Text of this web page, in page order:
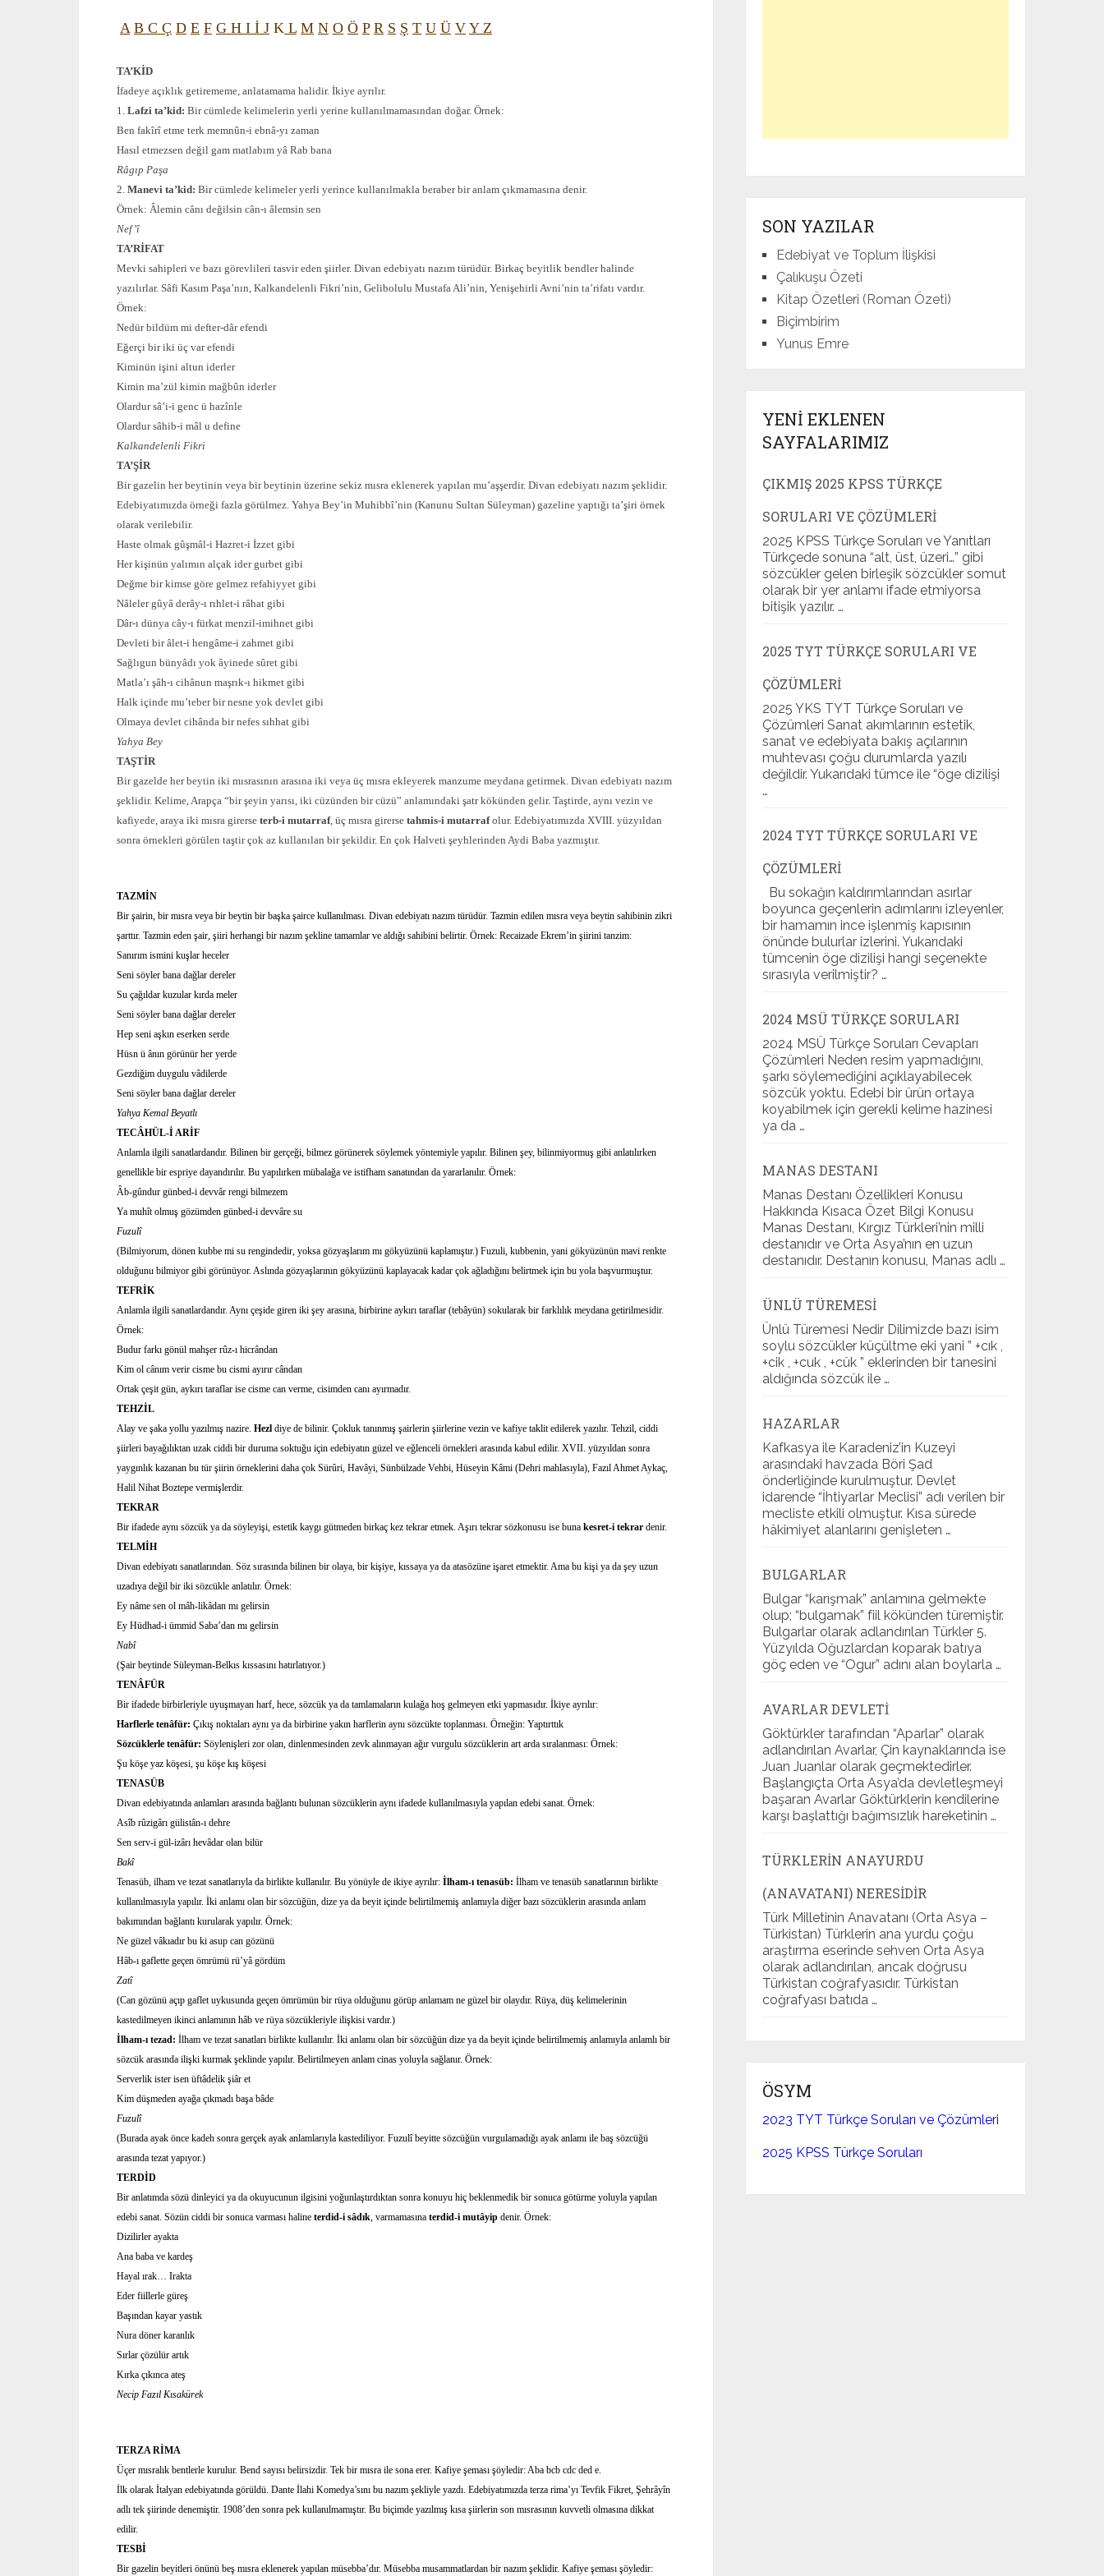
A B C Ç D E F G H I İ J K L M N O Ö P R S Ş T U Ü V Y Z
TA’KİD
İfadeye açıklık getirememe, anlatamama halidir. İkiye ayrılır.
1. Lafzi ta’kid: Bir cümlede kelimelerin yerli yerine kullanılmamasından doğar. Örnek:
Ben fakîrî etme terk memnûn-i ebnâ-yı zaman
Hasıl etmezsen değil gam matlabım yâ Rab bana
Râgıp Paşa
2. Manevi ta’kid: Bir cümlede kelimeler yerli yerince kullanılmakla beraber bir anlam çıkmamasına denir.
Örnek: Âlemin cânı değilsin cân-ı âlemsin sen
Nef’î
TA’RİFAT
Mevki sahipleri ve bazı görevlileri tasvir eden şiirler. Divan edebiyatı nazım türüdür. Birkaç beyitlik bendler halinde
yazılırlar. Sâfi Kasım Paşa’nın, Kalkandelenli Fikri’nin, Gelibolulu Mustafa Ali’nin, Yenişehirli Avni’nin ta’rifatı vardır.
Örnek:
Nedür bildüm mi defter-dâr efendi
Eğerçi bir iki üç var efendi
Kiminün işini altun iderler
Kimin ma’zül kimin mağbûn iderler
Olardur sâ’i-i genc ü hazînle
Olardur sâhib-i mâl u define
Kalkandelenli Fikri
TA’ŞİR
Bir gazelin her beytinin veya bir beytinin üzerine sekiz mısra eklenerek yapılan mu’aşşerdir. Divan edebiyatı nazım şeklidir.
Edebiyatımızda örneği fazla görülmez. Yahya Bey’in Muhibbî’nin (Kanunu Sultan Süleyman) gazeline yaptığı ta’şiri örnek
olarak verilebilir.
Haste olmak gûşmâl-i Hazret-i İzzet gibi
Her kişinün yalımın alçak ider gurbet gibi
Değme bir kimse göre gelmez refahiyyet gibi
Nâleler gûyâ derây-ı rıhlet-i râhat gibi
Dâr-ı dünya cây-ı fürkat menzil-imihnet gibi
Devleti bir âlet-i hengâme-i zahmet gibi
Sağlıgun bünyâdı yok âyinede sûret gibi
Matla’ı şâh-ı cihânun maşrık-ı hikmet gibi
Halk içinde mu’teber bir nesne yok devlet gibi
Olmaya devlet cihânda bir nefes sıhhat gibi
Yahya Bey
TAŞTİR
Bir gazelde her beytin iki mısrasının arasına iki veya üç mısra ekleyerek manzume meydana getirmek. Divan edebiyatı nazım
şeklidir. Kelime, Arapça “bir şeyin yarısı, iki cüzünden bir cüzü” anlamındaki şatr kökünden gelir. Taştirde, aynı vezin ve
kafiyede, araya iki mısra girerse terb-i mutarraf, üç mısra girerse tahmis-i mutarrafolur. Edebiyatımızda XVIII. yüzyıldan
sonra örnekleri görülen taştir çok az kullanılan bir şekildir. En çok Halveti şeyhlerinden Aydi Baba yazmıştır.
TAZMİN
Bir şairin, bir mısra veya bir beytin bir başka şairce kullanılması. Divan edebiyatı nazım türüdür. Tazmin edilen mısra veya beytin sahibinin zikri
şarttır. Tazmin eden şair, şiiri herhangi bir nazım şekline tamamlar ve aldığı sahibini belirtir. Örnek: Recaizade Ekrem’in şiirini tanzim:
Sanırım ismini kuşlar heceler
Seni söyler bana dağlar dereler
Su çağıldar kuzular kırda meler
Seni söyler bana dağlar dereler
Hep seni aşkın eserken serde
Hüsn ü ânın görünür her yerde
Gezdiğim duygulu vâdilerde
Seni söyler bana dağlar dereler
Yahya Kemal Beyatlı
TECÂHÜL-İ ARİF
Anlamla ilgili sanatlardandır. Bilinen bir gerçeği, bilmez görünerek söylemek yöntemiyle yapılır. Bilinen şey, bilinmiyormuş gibi anlatılırken
genellikle bir espriye dayandırılır. Bu yapılırken mübalağa ve istifham sanatından da yararlanılır. Örnek:
Âb-gûndur günbed-i devvâr rengi bilmezem
Ya muhît olmuş gözümden günbed-i devvâre su
Fuzulî
(Bilmiyorum, dönen kubbe mi su rengindedir, yoksa gözyaşlarım mı gökyüzünü kaplamıştır.) Fuzuli, kubbenin, yani gökyüzünün mavi renkte
olduğunu bilmiyor gibi görünüyor. Aslında gözyaşlarının gökyüzünü kaplayacak kadar çok ağladığını belirtmek için bu yola başvurmuştur.
TEFRİK
Anlamla ilgili sanatlardandır. Aynı çeşide giren iki şey arasına, birbirine aykırı taraflar (tebâyün) sokularak bir farklılık meydana getirilmesidir.
Örnek:
Budur farkı gönül mahşer rûz-ı hicrândan
Kim ol cânım verir cisme bu cismi ayırır cândan
Ortak çeşit gün, aykırı taraflar ise cisme can verme, cisimden canı ayırmadır.
TEHZİL
Alay ve şaka yollu yazılmış nazire. Hezl diye de bilinir. Çokluk tanınmış şairlerin şiirlerine vezin ve kafiye taklit edilerek yazılır. Tehzil, ciddi
şiirleri bayağılıktan uzak ciddi bir duruma soktuğu için edebiyatın güzel ve eğlenceli örnekleri arasında kabul edilir. XVII. yüzyıldan sonra
yaygınlık kazanan bu tür şiirin örneklerini daha çok Sürûri, Havâyi, Sünbülzade Vehbi, Hüseyin Kâmi (Dehri mahlasıyla), Fazıl Ahmet Aykaç,
Halil Nihat Boztepe vermişlerdir.
TEKRAR
Bir ifadede aynı sözcük ya da söyleyişi, estetik kaygı gütmeden birkaç kez tekrar etmek. Aşırı tekrar sözkonusu ise buna kesret-i tekrar denir.
TELMİH
Divan edebiyatı sanatlarından. Söz sırasında bilinen bir olaya, bir kişiye, kıssaya ya da atasözüne işaret etmektir. Ama bu kişi ya da şey uzun
uzadıya değil bir iki sözcükle anlatılır. Örnek:
Ey nâme sen ol mâh-likâdan mı gelirsin
Ey Hüdhad-i ümmid Saba’dan mı gelirsin
Nabî
(Şair beytinde Süleyman-Belkıs kıssasını hatırlatıyor.)
TENÂFÜR
Bir ifadede birbirleriyle uyuşmayan harf, hece, sözcük ya da tamlamaların kulağa hoş gelmeyen etki yapmasıdır. İkiye ayrılır:
Harflerle tenâfür: Çıkış noktaları aynı ya da birbirine yakın harflerin aynı sözcükte toplanması. Örneğin: Yaptırttık
Sözcüklerle tenâfür: Söylenişleri zor olan, dinlenmesinden zevk alınmayan ağır vurgulu sözcüklerin art arda sıralanması: Örnek:
Şu köşe yaz köşesi, şu köşe kış köşesi
TENASÜB
Divan edebiyatında anlamları arasında bağlantı bulunan sözcüklerin aynı ifadede kullanılmasıyla yapılan edebi sanat. Örnek:
Asîb rûzigârı gülistân-ı dehre
Sen serv-i gül-izârı hevâdar olan bilür
Bakî
Tenasüb, ilham ve tezat sanatlarıyla da birlikte kullanılır. Bu yönüyle de ikiye ayrılır: İlham-ı tenasüb: İlham ve tenasüb sanatlarının birlikte
kullanılmasıyla yapılır. İki anlamı olan bir sözcüğün, dize ya da beyit içinde belirtilmemiş anlamıyla diğer bazı sözcüklerin arasında anlam
bakımından bağlantı kurularak yapılır. Örnek:
Ne güzel vâkıadır bu ki asup can gözünü
Hâb-ı gaflette geçen ömrümü rü’yâ gördüm
Zatî
(Can gözünü açıp gaflet uykusunda geçen ömrümün bir rüya olduğunu görüp anlamam ne güzel bir olaydır. Rüya, düş kelimelerinin
kastedilmeyen ikinci anlamının hâb ve rüya sözcükleriyle ilişkisi vardır.)
İlham-ı tezad: İlham ve tezat sanatları birlikte kullanılır. İki anlamı olan bir sözcüğün dize ya da beyit içinde belirtilmemiş anlamıyla anlamlı bir
sözcük arasında ilişki kurmak şeklinde yapılır. Belirtilmeyen anlam cinas yoluyla sağlanır. Örnek:
Serverlik ister isen üftâdelik şiâr et
Kim düşmeden ayağa çıkmadı başa bâde
Fuzulî
(Burada ayak önce kadeh sonra gerçek ayak anlamlarıyla kastediliyor. Fuzulî beyitte sözcüğün vurgulamadığı ayak anlamı ile baş sözcüğü
arasında tezat yapıyor.)
TERDİD
Bir anlatımda sözü dinleyici ya da okuyucunun ilgisini yoğunlaştırdıktan sonra konuyu hiç beklenmedik bir sonuca götürme yoluyla yapılan
edebi sanat. Sözün ciddi bir sonuca varması haline terdid-i sâdık, varmamasına terdid-i mutâyip denir. Örnek:
Dizilirler ayakta
Ana baba ve kardeş
Hayal ırak… Irakta
Eder fiillerle güreş
Başından kayar yastık
Nura döner karanlık
Sırlar çözülür artık
Kırka çıkınca ateş
Necip Fazıl Kısakürek
TERZA RİMA
Üçer mısralık bentlerle kurulur. Bend sayısı belirsizdir. Tek bir mısra ile sona erer. Kafiye şeması şöyledir: Aba bcb cdc ded e.
İlk olarak İtalyan edebiyatında görüldü. Dante İlahi Komedya’sını bu nazım şekliyle yazdı. Edebiyatımızda terza rima’yı Tevfik Fikret, Şehrâyîn
adlı tek şiirinde denemiştir. 1908’den sonra pek kullanılmamıştır. Bu biçimde yazılmış kısa şiirlerin son mısrasının kuvvetli olmasına dikkat
edilir.
TESBİ
Bir gazelin beyitleri önünü beş mısra eklenerek yapılan müsebba’dır. Müsebba musammatlardan bir nazım şeklidir. Kafiye şeması şöyledir:
SON YAZILAR
Edebiyat ve Toplum İlişkisi
Çalıkuşu Özeti
Kitap Özetleri (Roman Özeti)
Biçimbirim
Yunus Emre
YENI EKLENEN
SAYFALARIMIZ
ÇIKMIŞ 2025 KPSS TÜRKÇE
SORULARI VE ÇÖZÜMLERI
2025 KPSS Türkçe Soruları ve Yanıtları
Türkçede sonuna “alt, üst, üzeri…” gibi
sözcükler gelen birleşik sözcükler somut
olarak bir yer anlamı ifade etmiyorsa
bitişik yazılır. …
2025 TYT TÜRKÇE SORULARI VE
ÇÖZÜMLERI
2025 YKS TYT Türkçe Soruları ve
Çözümleri Sanat akımlarının estetik,
sanat ve edebiyata bakış açılarının
muhtevası çoğu durumlarda yazılı
değildir. Yukarıdaki tümce ile “öge dizilişi
…
2024 TYT TÜRKÇE SORULARI VE
ÇÖZÜMLERI
Bu sokağın kaldırımlarından asırlar
boyunca geçenlerin adımlarını izleyenler,
bir hamamın ince işlenmiş kapısının
önünde bulurlar izlerini. Yukarıdaki
tümcenin öge dizilişi hangi seçenekte
sırasıyla verilmiştir? …
2024 MSÜ TÜRKÇE SORULARI
2024 MSÜ Türkçe Soruları Cevapları
Çözümleri Neden resim yapmadığını,
şarkı söylemediğini açıklayabilecek
sözcük yoktu. Edebi bir ürün ortaya
koyabilmek için gerekli kelime hazinesi
ya da …
MANAS DESTANI
Manas Destanı Özellikleri Konusu
Hakkında Kısaca Özet Bilgi Konusu
Manas Destanı, Kırgız Türkleri’nin milli
destanıdır ve Orta Asya’nın en uzun
destanıdır. Destanın konusu, Manas adlı …
ÜNLÜ TÜREMESI
Ünlü Türemesi Nedir Dilimizde bazı isim
soylu sözcükler küçültme eki yani ” +cık ,
+cik , +cuk , +cük ” eklerinden bir tanesini
aldığında sözcük ile …
HAZARLAR
Kafkasya ile Karadeniz’in Kuzeyi
arasındaki havzada Böri Şad
önderliğinde kurulmuştur. Devlet
idarende “İhtiyarlar Meclisi” adı verilen bir
mecliste etkili olmuştur. Kısa sürede
hâkimiyet alanlarını genişleten …
BULGARLAR
Bulgar “karışmak” anlamına gelmekte
olup; “bulgamak” fiil kökünden türemiştir.
Bulgarlar olarak adlandırılan Türkler 5.
Yüzyılda Oğuzlardan koparak batıya
göç eden ve “Ogur” adını alan boylarla …
AVARLAR DEVLETI
Göktürkler tarafından “Aparlar” olarak
adlandırılan Avarlar, Çin kaynaklarında ise
Juan Juanlar olarak geçmektedirler.
Başlangıçta Orta Asya’da devletleşmeyi
başaran Avarlar Göktürklerin kendilerine
karşı başlattığı bağımsızlık hareketinin …
TÜRKLERIN ANAYURDU
(ANAVATANI) NERESIDIR
Türk Milletinin Anavatanı (Orta Asya –
Türkistan) Türklerin ana yurdu çoğu
araştırma eserinde sehven Orta Asya
olarak adlandırılan, ancak doğrusu
Türkistan coğrafyasıdır. Türkistan
coğrafyası batıda …
ÖSYM
2023 TYT Türkçe Soruları ve Çözümleri
2025 KPSS Türkçe Soruları